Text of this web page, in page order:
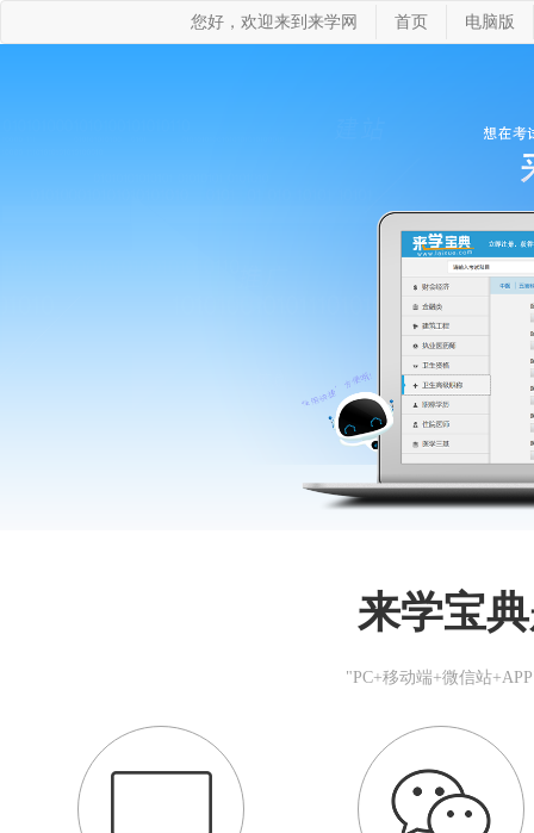
您好，欢迎来到来学网 首页 电脑版
来学宝
"PC+移动端+微信站